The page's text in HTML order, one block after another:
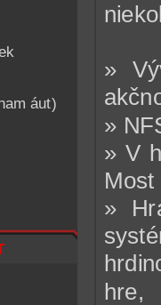
áut)
»
»
» V
Most
»
hre,